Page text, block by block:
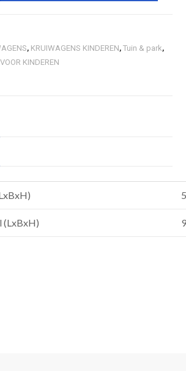
, KRUIWAGENS KINDEREN,Tuin & park,
VOOR KINDEREN
(LxBxH)